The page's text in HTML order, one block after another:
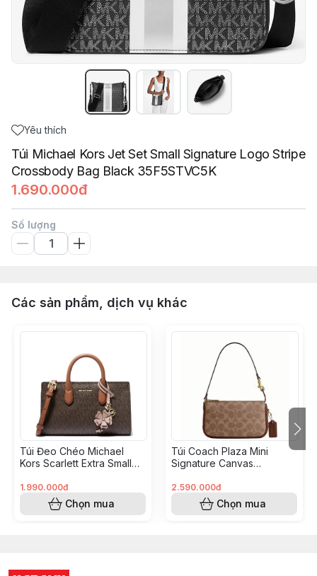
Yêu thích
Túi Michael Kors Jet Set Small Signature Logo Stripe
Crossbody Bag Black 35F5STVC5K
1.690.000đ
Số lượng
Các sản phẩm, dịch vụ khác
Túi Đeo Chéo Michael
Kors Scarlett Extra Small
1.990.000đ
Chọn mua
Túi Coach Plaza Mini
Signature Canvas
Brown CCD38 B4/N4
2.590.000đ
Chọn mua